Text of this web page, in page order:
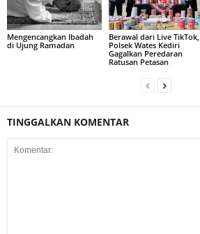
Mengencangkan Ibadah
di Ujung Ramadan
Berawal dari Live TikTok,
Polsek Wates Kediri
Gagalkan Peredaran
Ratusan Petasan
TINGGALKAN KOMENTAR